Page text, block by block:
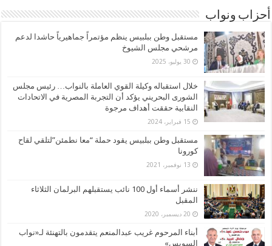
أحزاب ونواب
مستقبل وطن ببلبيس ينظم مؤتمراً جماهيرياً حاشدا لدعم
مرشحي مجلس الشيوخ
30 يوليو، 2025
خلال استقباله وكيلة القوي العاملة بالنواب… رئيس مجلس
الشورى البحريني يؤكد أن التجربة المصرية في الاتحادات
النقابية حققت أهداف مرجوة
15 فبراير، 2024
مستقبل وطن ببلبيس يقود حملة “معا نطمئن”لتلقي لقاح
كورونا
13 نوفمبر، 2021
ننشر أسماء أول 100 نائب يستقبلهم البرلمان الثلاثاء
المقبل
20 ديسمبر، 2020
أبناء المرحوم غريب عبدالمنعم يتقدمون بالتهنئة لـ«نواب
السويس»